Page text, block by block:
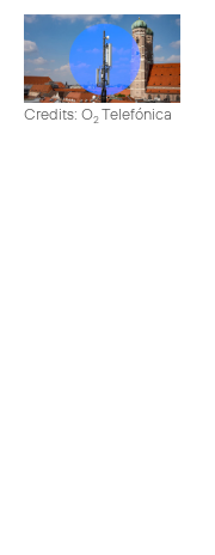
Credits: O2Telefónica